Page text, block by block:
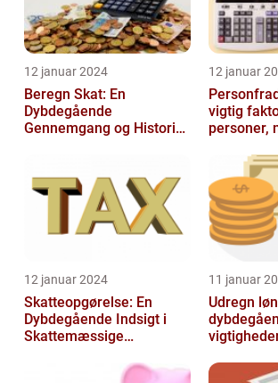
12 januar 2024
Beregn Skat: En
Dybdegående
Gennemgang og Historisk
12 januar
vigtig
personer,
til
12 januar 2024
Skatteopgørelse: En
Dybdegående Indsigt i
Skattemæssige
11 januar
Udregn